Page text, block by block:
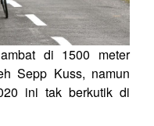
di 1500 meter
Sepp Kuss, namun
ini tak berkutik di